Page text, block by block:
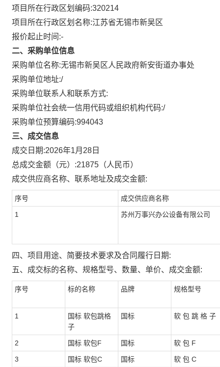
项目所在行政区划编码:320214
项目所在行政区划名称:江苏省无锡市新吴区
报价起止时间:-
二、采购单位信息
采购单位名称:无锡市新吴区人民政府新安街道办事处
采购单位地址:/
采购单位联系人和联系方式:
采购单位社会统一信用代码或组织机构代码:/
采购单位预算编码:994043
三、成交信息
成交日期:2026年1月28日
总成交金额（元）:21875 （人民币）
成交供应商名称、联系地址及成交金额:
序号 成交供应商名称
1 苏州万事兴办公设备有限公司
四、项目用途、简要技术要求及合同履行日期:
五、成交标的名称、规格型号、数量、单价、成交金额:
序号 标的名称 品牌 规格型号
1
国标 软包跳格
子
国标 软 包 跳 格 子
2 国标 软包F 国标 软 包 F
3 国标 软包C 国标 软 包 C